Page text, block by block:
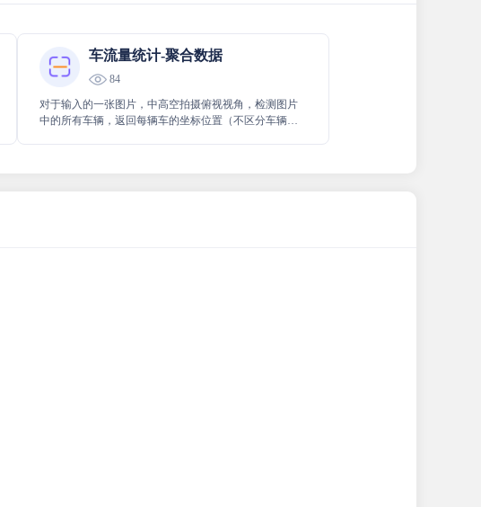
车流量统计-聚合数据
84
对于输入的一张图片，中高空拍摄俯视视角，检测图片
中的所有车辆，返回每辆车的坐标位置（不区分车辆类